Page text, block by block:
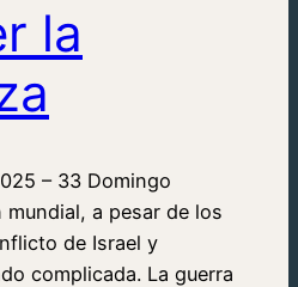
la
– 33 Domingo
a pesar de los
de Israel y
complicada. La guerra